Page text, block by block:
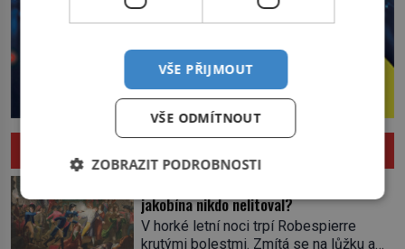
jakobína nikdo nelitoval?
V horké letní noci trpí Robespierre
krutými bolestmi. Zmítá se na lůžku a
VŠE PŘIJMOUT
VŠE ODMÍTNOUT
ZOBRAZIT PODROBNOSTI